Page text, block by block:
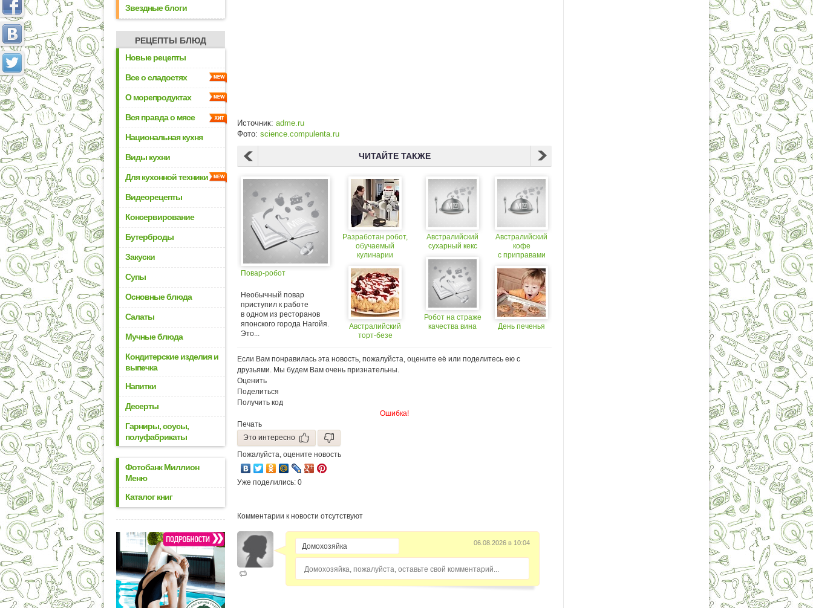
Звездные блоги
РЕЦЕПТЫ БЛЮД
Новые рецепты
Все о сладостях
О морепродуктах
Вся правда о мясе
Национальная кухня
Виды кухни
Для кухонной техники
Видеорецепты
Консервирование
Бутерброды
Закуски
Супы
Основные блюда
Салаты
Мучные блюда
Кондитерские изделия и
выпечка
Напитки
Десерты
Гарниры, соусы,
полуфабрикаты
Фотобанк Миллион
Меню
Каталог книг
Источник: adme.ru
Фото: science.compulenta.ru
ЧИТАЙТЕ ТАКЖЕ
Повар-робот
Необычный повар
приступил к работе
в одном из ресторанов
японского города Нагойя.
Это...
Разработан робот,
обучаемый
кулинарии
Австралийский
торт-безе
Австралийский
сухарный кекс
Робот на страже
качества вина
Австралийский
кофе
с приправами
День печенья
Если Вам понравилась эта новость, пожалуйста, оцените её или поделитесь ею с
друзьями. Мы будем Вам очень признательны.
Оценить
Поделиться
Получить код
Ошибка!
Печать
Это интересно
Пожалуйста, оцените новость
Уже поделились: 0
Комментарии к новости отсутствуют
06.08.2026 в 10:04
Домохозяйка, пожалуйста, оставьте свой комментарий...